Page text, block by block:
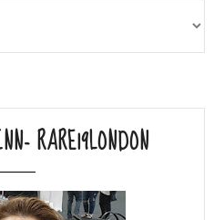
RARE19LONDON